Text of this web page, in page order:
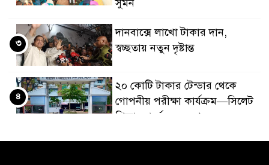
সুমন
দানবাক্সে লাখো টাকার দান,
স্বচ্ছতায় নতুন দৃষ্টান্ত
৩
২০ কোটি টাকার টেন্ডার থেকে
গোপনীয় পরীক্ষা কার্যক্রম—সিলেট
শিক্ষা বোর্ডে একের পর এক
৪